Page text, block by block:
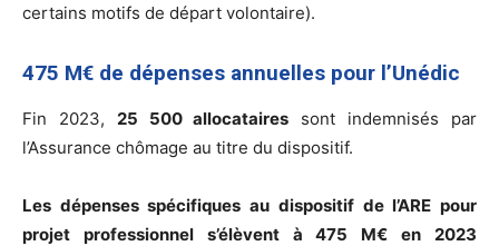
certains motifs de départ volontaire).
475 M€ de dépenses annuelles pour l’Unédic
Fin 2023, 25 500 allocataires sont indemnisés par
l’Assurance chômage au titre du dispositif.
Les dépenses spécifiques au dispositif de l’ARE pour
projet professionnel s’élèvent à 475 M€ en 2023